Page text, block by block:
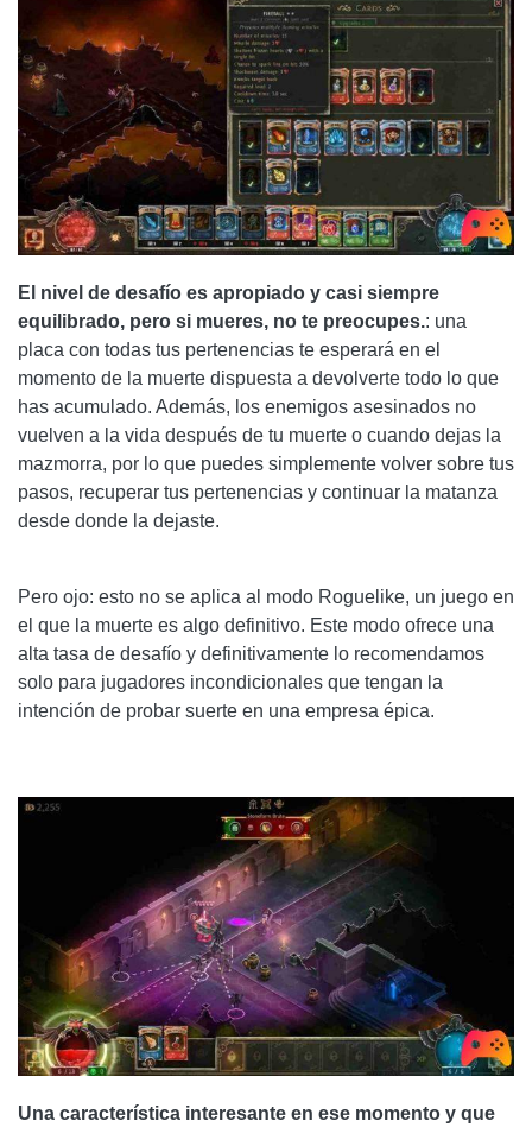
El nivel de desafío es apropiado y casi siempre
equilibrado, pero si mueres, no te preocupes.: una
placa con todas tus pertenencias te esperará en el
momento de la muerte dispuesta a devolverte todo lo que
has acumulado. Además, los enemigos asesinados no
vuelven a la vida después de tu muerte o cuando dejas la
mazmorra, por lo que puedes simplemente volver sobre tus
pasos, recuperar tus pertenencias y continuar la matanza
desde donde la dejaste.
Pero ojo: esto no se aplica al modo Roguelike, un juego en
el que la muerte es algo definitivo. Este modo ofrece una
alta tasa de desafío y definitivamente lo recomendamos
solo para jugadores incondicionales que tengan la
intención de probar suerte en una empresa épica.
Una característica interesante en ese momento y que